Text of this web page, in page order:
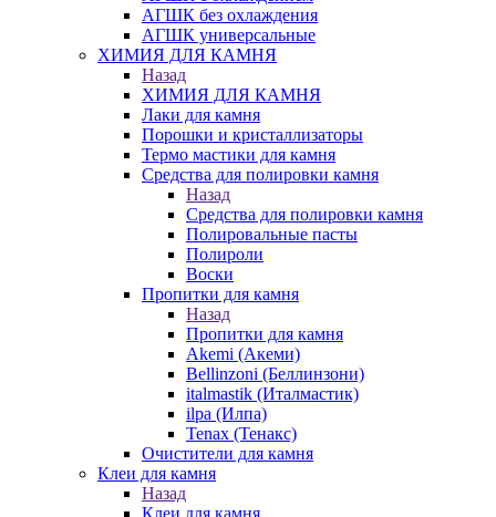
АГШК без охлаждения
АГШК универсальные
ХИМИЯ ДЛЯ КАМНЯ
Назад
ХИМИЯ ДЛЯ КАМНЯ
Лаки для камня
Порошки и кристаллизаторы
Термо мастики для камня
Средства для полировки камня
Назад
Средства для полировки камня
Полировальные пасты
Полироли
Воски
Пропитки для камня
Назад
Пропитки для камня
Akemi (Акеми)
Bellinzoni (Беллинзони)
italmastik (Италмастик)
ilpa (Илпа)
Tenax (Тенакс)
Очистители для камня
Клеи для камня
Назад
Клеи для камня